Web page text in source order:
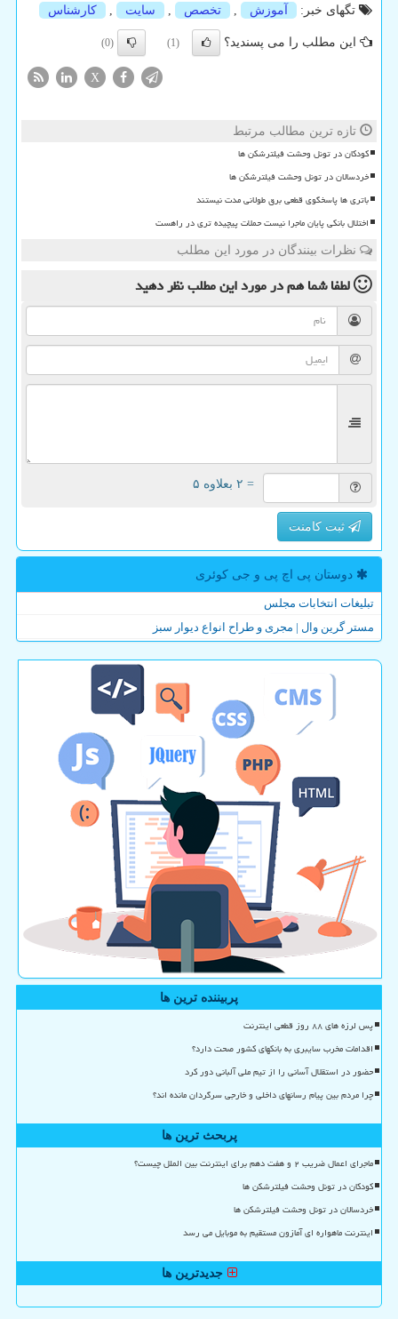
تگهای خبر: آموزش تخصص سایت كارشناس
این مطلب را می پسندید؟ (1)
(0)
X
تازه ترین مطالب مرتبط
کودکان در تونل وحشت فیلترشکن ها
خردسالان در تونل وحشت فیلترشکن ها
باتری ها پاسخگوی قطعی برق طولانی مدت نیستند
اختلال بانکی پایان ماجرا نیست حملات پیچیده تری در راهست
نظرات بینندگان در مورد این مطلب
لطفا شما همدر مورد این مطلبنظر دهید
= ۲ بعلاوه ۵
ثبت کامنت
دوستان پی اچ پی و جی كوئری
تبلیغات انتخابات مجلس
مستر گرین وال | مجری و طراح انواع دیوار سبز
پربیننده ترین ها
پس لرزه های ۸۸ روز قطعی اینترنت
اقدامات مخرب سایبری به بانکهای کشور صحت دارد؟
حضور در استقلال آسانی را از تیم ملی آلبانی دور کرد
چرا مردم بین پیام رسانهای داخلی و خارجی سرگردان مانده اند؟
پربحث ترین ها
ماجرای اعمال ضریب ۲ و هفت دهم برای اینترنت بین الملل چیست؟
کودکان در تونل وحشت فیلترشکن ها
خردسالان در تونل وحشت فیلترشکن ها
اینترنت ماهواره ای آمازون مستقیم به موبایل می رسد
جدیدترین ها